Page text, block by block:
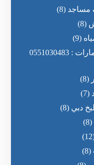
مساجد (8)
(8)
(9)
(8)
(7)
دبي (8)
(8)
(8)